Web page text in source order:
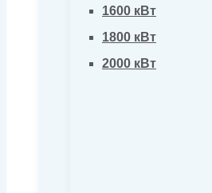
1600 кВт
1800 кВт
2000 кВт